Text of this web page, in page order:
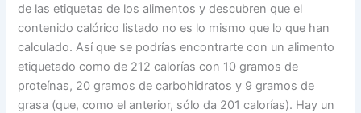
de las etiquetas de los alimentos y descubren que el
contenido calórico listado no es lo mismo que lo que han
calculado. Así que se podrías encontrarte con un alimento
etiquetado como de 212 calorías con 10 gramos de
proteínas, 20 gramos de carbohidratos y 9 gramos de
grasa (que, como el anterior, sólo da 201 calorías). Hay un